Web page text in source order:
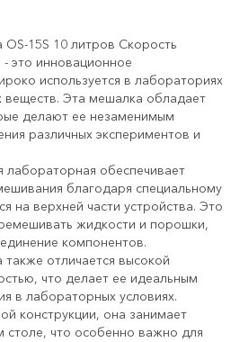
15S 10 литров Скорость
это инновационное
используется в лабораториях
веществ. Эта мешалка обладает
делают ее незаменимым
различных экспериментов и
обеспечивает
благодаря специальному
на верхней части устройства. Это
жидкости и порошки,
компонентов.
отличается высокой
что делает ее идеальным
в лабораторных условиях.
конструкции, она занимает
что особенно важно для